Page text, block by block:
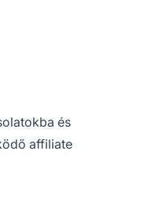
és
affiliate